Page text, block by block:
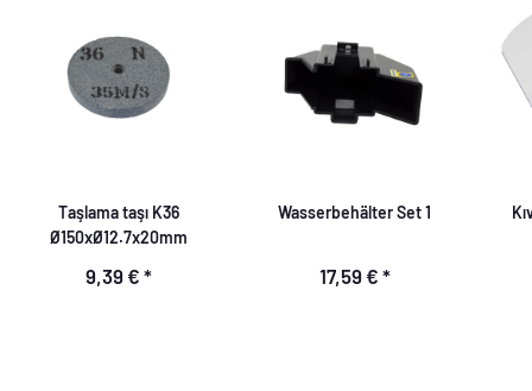
Taşlama taşı K36
Ø150xØ12.7x20mm
9,39 € *
Wasserbehälter Set 1
17,59 € *